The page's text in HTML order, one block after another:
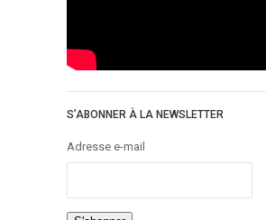
S’ABONNER À LA NEWSLETTER
Adresse e-mail